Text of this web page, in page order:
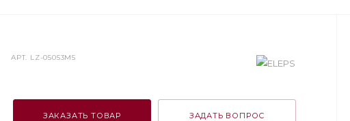
АРТ. LZ-05053M5
ЗАКАЗАТЬ ТОВАР ЗАДАТЬ ВОПРОС